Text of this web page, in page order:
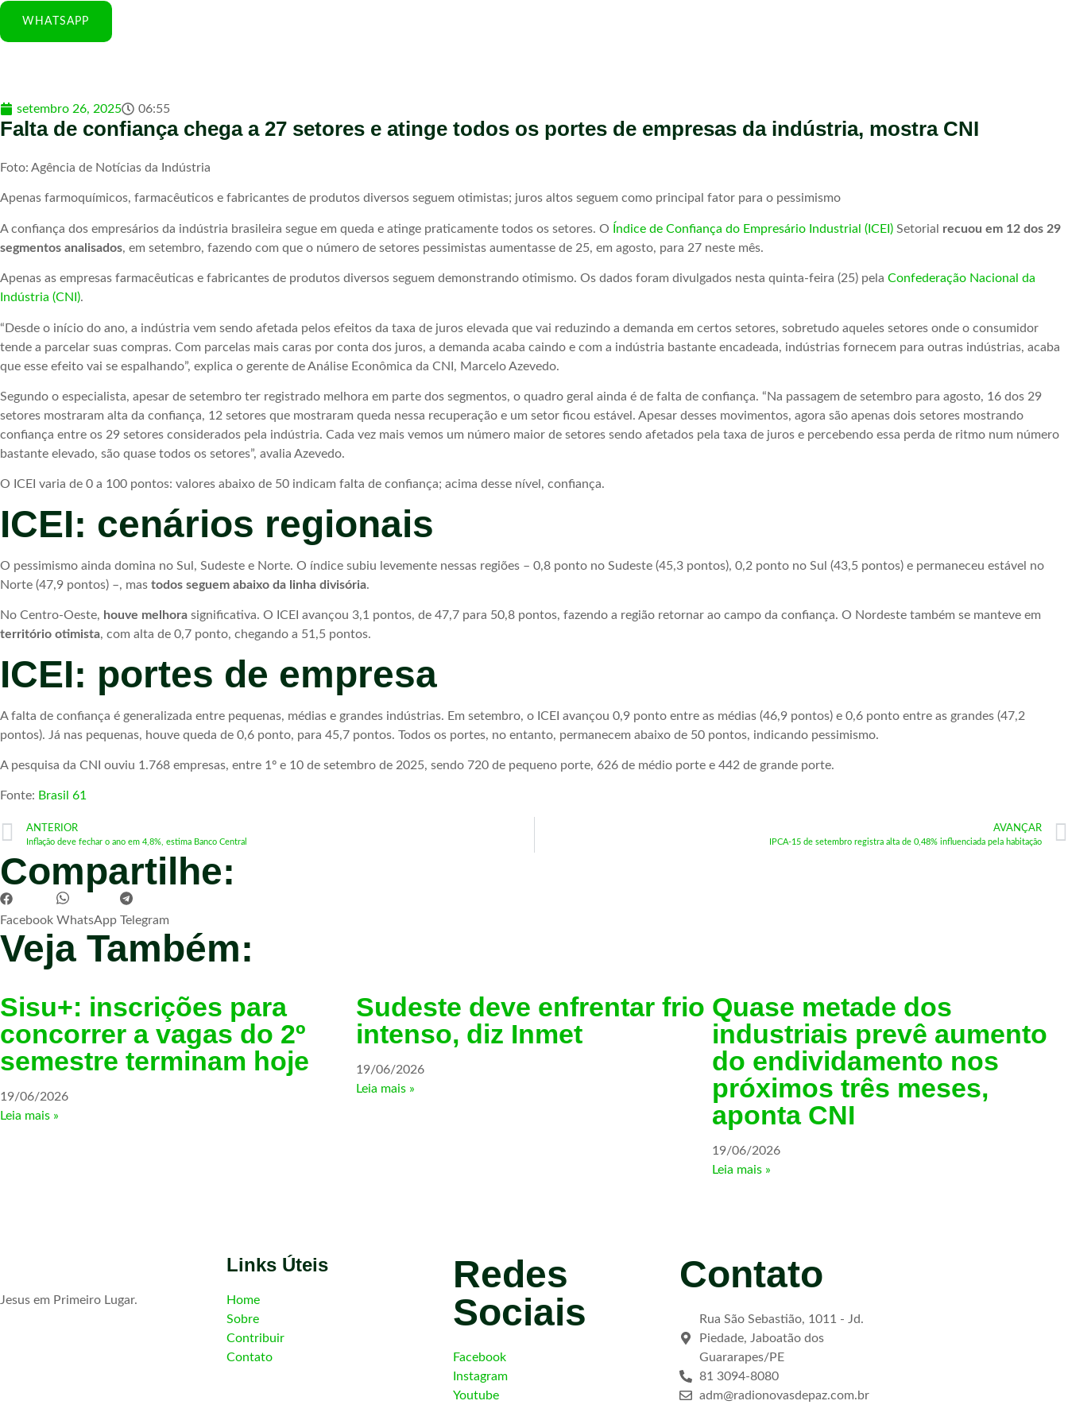
WHATSAPP
setembro 26, 2025 06:55
Falta de confiança chega a 27 setores e atinge todos os portes de empresas da indústria, mostra CNI
Foto: Agência de Notícias da Indústria
Apenas farmoquímicos, farmacêuticos e fabricantes de produtos diversos seguem otimistas; juros altos seguem como principal fator para o pessimismo
A confiança dos empresários da indústria brasileira segue em queda e atinge praticamente todos os setores. O Índice de Confiança do Empresário Industrial (ICEI) Setorial recuou em 12 dos 29
segmentos analisados, em setembro, fazendo com que o número de setores pessimistas aumentasse de 25, em agosto, para 27 neste mês.
Apenas as empresas farmacêuticas e fabricantes de produtos diversos seguem demonstrando otimismo. Os dados foram divulgados nesta quinta-feira (25) pela Confederação Nacional da
Indústria (CNI).
“Desde o início do ano, a indústria vem sendo afetada pelos efeitos da taxa de juros elevada que vai reduzindo a demanda em certos setores, sobretudo aqueles setores onde o consumidor
tende a parcelar suas compras. Com parcelas mais caras por conta dos juros, a demanda acaba caindo e com a indústria bastante encadeada, indústrias fornecem para outras indústrias, acaba
que esse efeito vai se espalhando”, explica o gerente de Análise Econômica da CNI, Marcelo Azevedo.
Segundo o especialista, apesar de setembro ter registrado melhora em parte dos segmentos, o quadro geral ainda é de falta de confiança. “Na passagem de setembro para agosto, 16 dos 29
setores mostraram alta da confiança, 12 setores que mostraram queda nessa recuperação e um setor ficou estável. Apesar desses movimentos, agora são apenas dois setores mostrando
confiança entre os 29 setores considerados pela indústria. Cada vez mais vemos um número maior de setores sendo afetados pela taxa de juros e percebendo essa perda de ritmo num número
bastante elevado, são quase todos os setores”, avalia Azevedo.
O ICEI varia de 0 a 100 pontos: valores abaixo de 50 indicam falta de confiança; acima desse nível, confiança.
ICEI: cenários regionais
O pessimismo ainda domina no Sul, Sudeste e Norte. O índice subiu levemente nessas regiões – 0,8 ponto no Sudeste (45,3 pontos), 0,2 ponto no Sul (43,5 pontos) e permaneceu estável no
Norte (47,9 pontos) –, mas todos seguem abaixo da linha divisória.
No Centro-Oeste, houve melhora significativa. O ICEI avançou 3,1 pontos, de 47,7 para 50,8 pontos, fazendo a região retornar ao campo da confiança. O Nordeste também se manteve em
território otimista, com alta de 0,7 ponto, chegando a 51,5 pontos.
ICEI: portes de empresa
A falta de confiança é generalizada entre pequenas, médias e grandes indústrias. Em setembro, o ICEI avançou 0,9 ponto entre as médias (46,9 pontos) e 0,6 ponto entre as grandes (47,2
pontos). Já nas pequenas, houve queda de 0,6 ponto, para 45,7 pontos. Todos os portes, no entanto, permanecem abaixo de 50 pontos, indicando pessimismo.
A pesquisa da CNI ouviu 1.768 empresas, entre 1º e 10 de setembro de 2025, sendo 720 de pequeno porte, 626 de médio porte e 442 de grande porte.
Fonte: Brasil 61
ANTERIOR
Inflação deve fechar o ano em 4,8%, estima Banco Central
AVANÇAR
IPCA-15 de setembro registra alta de 0,48% influenciada pela habitação
Compartilhe:
Facebook WhatsApp Telegram
Veja Também:
Sisu+: inscrições para
concorrer a vagas do 2º
semestre terminam hoje
19/06/2026
Leia mais »
Sudeste deve enfrentar frio
intenso, diz Inmet
19/06/2026
Leia mais »
Quase metade dos
industriais prevê aumento
do endividamento nos
próximos três meses,
aponta CNI
19/06/2026
Leia mais »
Jesus em Primeiro Lugar.
Links Úteis
Home
Sobre
Contribuir
Contato
Redes
Sociais
Facebook
Instagram
Youtube
Contato
Rua São Sebastião, 1011 - Jd.
Piedade, Jaboatão dos
Guararapes/PE
81 3094-8080
adm@radionovasdepaz.com.br